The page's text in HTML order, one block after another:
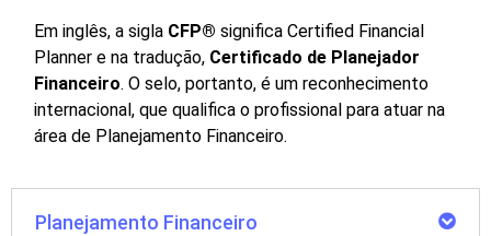
Em inglês, a sigla CFP®significa Certified Financial
Planner e na tradução, Certificado de Planejador
Financeiro. O selo, portanto, é um reconhecimento
internacional, que qualifica o profissional para atuar na
área de Planejamento Financeiro.
Planejamento Financeiro